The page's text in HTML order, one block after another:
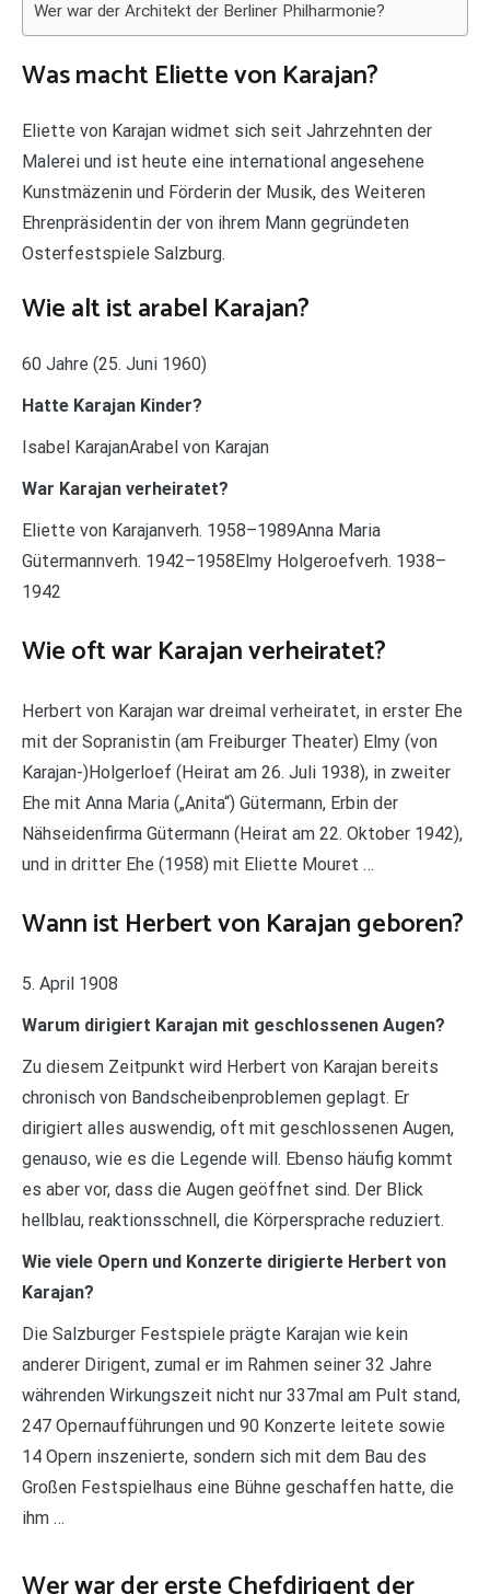
Wer war der Architekt der Berliner Philharmonie?
Was macht Eliette von Karajan?
Eliette von Karajan widmet sich seit Jahrzehnten der
Malerei und ist heute eine international angesehene
Kunstmäzenin und Förderin der Musik, des Weiteren
Ehrenpräsidentin der von ihrem Mann gegründeten
Osterfestspiele Salzburg.
Wie alt ist arabel Karajan?
60 Jahre (25. Juni 1960)
Hatte Karajan Kinder?
Isabel KarajanArabel von Karajan
War Karajan verheiratet?
Eliette von Karajanverh. 1958–1989Anna Maria
Gütermannverh. 1942–1958Elmy Holgeroefverh. 1938–
1942
Wie oft war Karajan verheiratet?
Herbert von Karajan war dreimal verheiratet, in erster Ehe
mit der Sopranistin (am Freiburger Theater) Elmy (von
Karajan-)Holgerloef (Heirat am 26. Juli 1938), in zweiter
Ehe mit Anna Maria („Anita“) Gütermann, Erbin der
Nähseidenfirma Gütermann (Heirat am 22. Oktober 1942),
und in dritter Ehe (1958) mit Eliette Mouret …
Wann ist Herbert von Karajan geboren?
5. April 1908
Warum dirigiert Karajan mit geschlossenen Augen?
Zu diesem Zeitpunkt wird Herbert von Karajan bereits
chronisch von Bandscheibenproblemen geplagt. Er
dirigiert alles auswendig, oft mit geschlossenen Augen,
genauso, wie es die Legende will. Ebenso häufig kommt
es aber vor, dass die Augen geöffnet sind. Der Blick
hellblau, reaktionsschnell, die Körpersprache reduziert.
Wie viele Opern und Konzerte dirigierte Herbert von
Karajan?
Die Salzburger Festspiele prägte Karajan wie kein
anderer Dirigent, zumal er im Rahmen seiner 32 Jahre
währenden Wirkungszeit nicht nur 337mal am Pult stand,
247 Opernaufführungen und 90 Konzerte leitete sowie
14 Opern inszenierte, sondern sich mit dem Bau des
Großen Festspielhaus eine Bühne geschaffen hatte, die
ihm …